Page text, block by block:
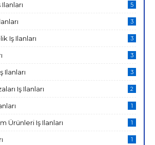
5
3
Iş Ilanları 3
3
Ilanları 3
Iş Ilanları 2
1
Ürünleri Iş Ilanları 1
1